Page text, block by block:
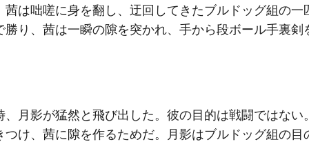
茜は咄嗟に身を翻し、迂回してきたブルドッグ組の一
勝り、茜は一瞬の隙を突かれ、手から段ボール手裏剣
、月影が猛然と飛び出した。彼の目的は戦闘ではない
つけ、茜に隙を作るためだ。月影はブルドッグ組の目